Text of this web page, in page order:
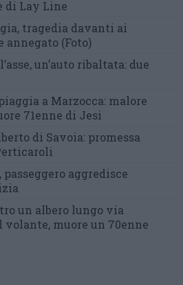
di Lay Line
tragedia davanti ai
annegato (Foto)
un’auto ribaltata: due
a Marzocca: malore
71enne di Jesi
di Savoia: promessa
passeggero aggredisce
un albero lungo via
volante, muore un 70enne